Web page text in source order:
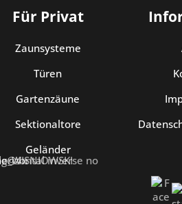
Für Privat
Zaunsysteme
Türen
Gartenzäune
Sektionaltore
Geländer